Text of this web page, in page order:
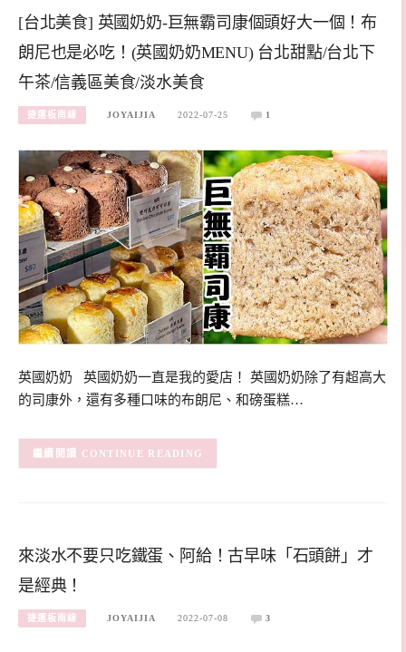
[台北美食] 英國奶奶-巨無霸司康個頭好大一個！布
朗尼也是必吃！(英國奶奶MENU) 台北甜點/台北下
午茶/信義區美食/淡水美食
捷運板南線 JOYAIJIA 2022-07-25 1
英國奶奶 英國奶奶一直是我的愛店！ 英國奶奶除了有超高大
的司康外，還有多種口味的布朗尼、和磅蛋糕…
CONTINUE READING
來淡水不要只吃鐵蛋、阿給！古早味「石頭餅」才
是經典！
捷運板南線 JOYAIJIA 2022-07-08 3